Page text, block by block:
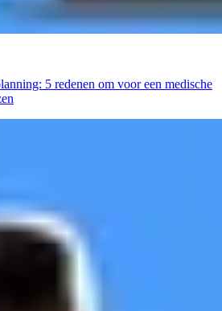
5 redenen om voor een medische